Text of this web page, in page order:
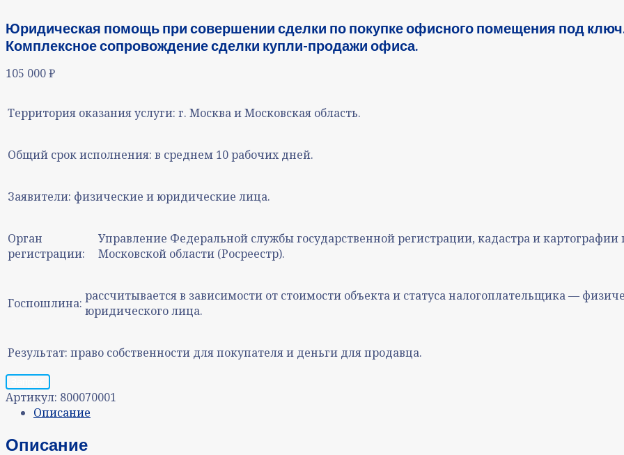
Юридическая помощь при совершении сделки по покупке офисного помещения под
Комплексное сопровождение сделки купли-продажи офиса.
105 000₽
Территория оказания услуги: г. Москва и Московская область.
Общий срок исполнения: в среднем 10 рабочих дней.
Заявители: физические и юридические лица.
Орган
регистрации:
Управление Федеральной службы государственной регистрации, кадастра и картографии
Московской области (Росреестр).
Госпошлина: рассчитывается в зависимости от стоимости объекта и статуса налогоплательщика —
юридического лица.
Результат: право собственности для покупателя и деньги для продавца.
Артикул: 800070001
Описание
Описание